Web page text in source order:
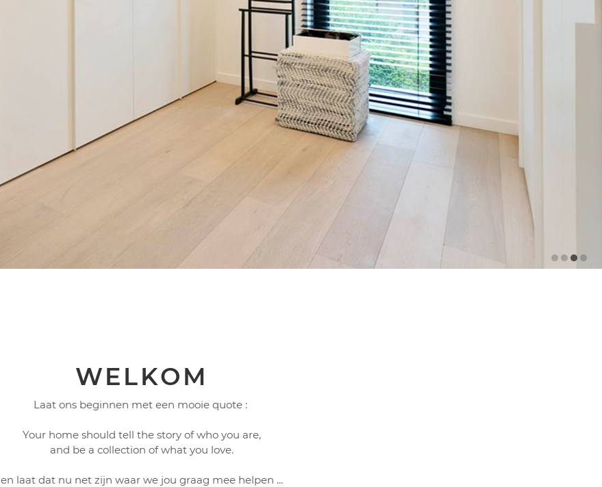
WELKOM
Laat ons beginnen met een mooie quote :
Your home should tell the story of who you are,
and be a collection of what you love.
en laat dat nu net zijn waar we jou graag mee helpen ...